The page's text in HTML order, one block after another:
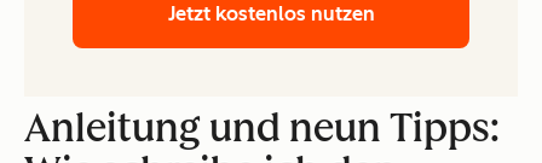
Jetzt kostenlos nutzen
Anleitung und neun Tipps: